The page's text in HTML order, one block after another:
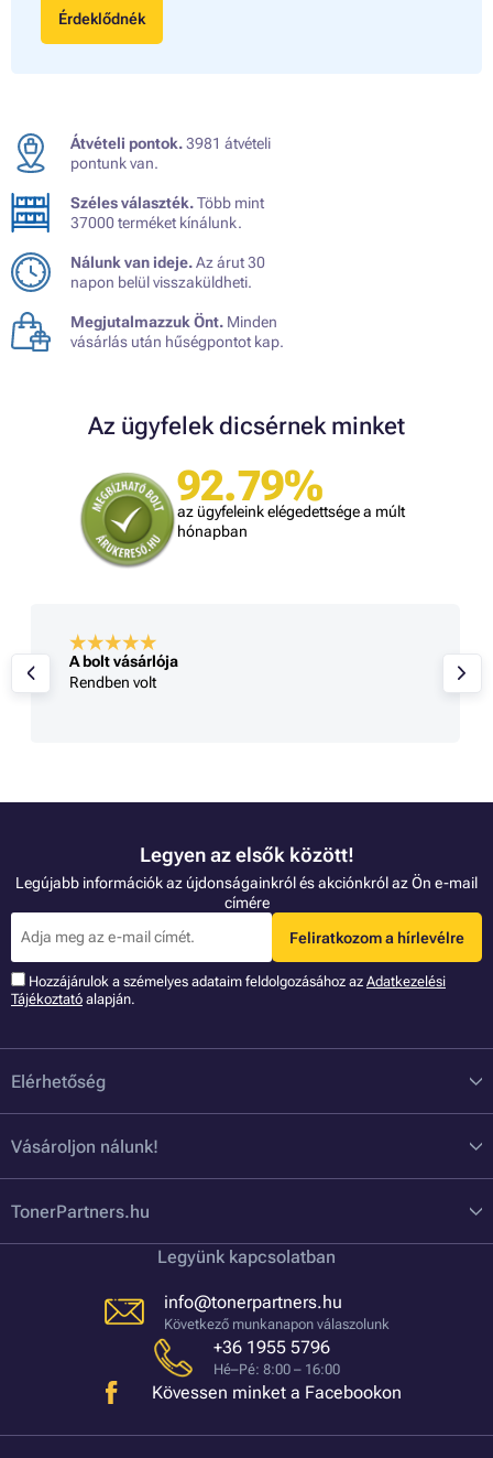
Érdeklődnék
Átvételi pontok.3981 átvételi
pontunk van.
Széles választék.Több mint
37000 terméket kínálunk.
Nálunk van ideje.Az árut 30
napon belül visszaküldheti.
Megjutalmazzuk Önt. Minden
vásárlás után hűségpontot kap.
Az ügyfelek dicsérnek minket
92.79%
az ügyfeleink elégedettsége a múlt
hónapban
A bolt vásárlója
Rendben volt
Legyen az elsők között!
Legújabb információk az újdonságainkról és akciónkról az Ön e-mail
címére
Feliratkozom a hírlevélre
Hozzájárulok a szémelyes adataim feldolgozásához az Adatkezelési
Tájékoztató alapján.
Elérhetőség
Vásároljon nálunk!
TonerPartners.hu
Legyünk kapcsolatban
info@tonerpartners.hu
Következő munkanapon válaszolunk
+36 1955 5796
Hé–Pé: 8:00 – 16:00
Kövessen minket a Facebookon